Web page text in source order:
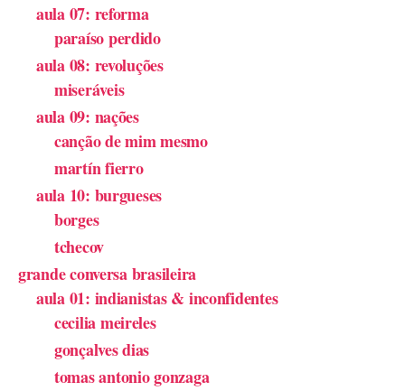
aula 07: reforma
paraíso perdido
aula 08: revoluções
miseráveis
aula 09: nações
canção de mim mesmo
martín fierro
aula 10: burgueses
borges
tchecov
grande conversa brasileira
aula 01: indianistas & inconfidentes
cecilia meireles
gonçalves dias
tomas antonio gonzaga